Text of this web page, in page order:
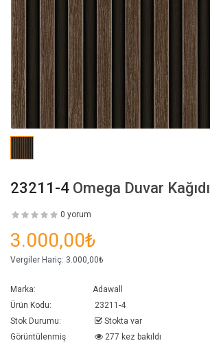
23211-4 Omega Duvar Kağıdı
0 yorum
3.000,00₺
Vergiler Hariç: 3.000,00₺
Marka:
Adawall
Ürün Kodu:
23211-4
Stok Durumu:
Stokta var
Görüntülenmiş
277 kez bakıldı